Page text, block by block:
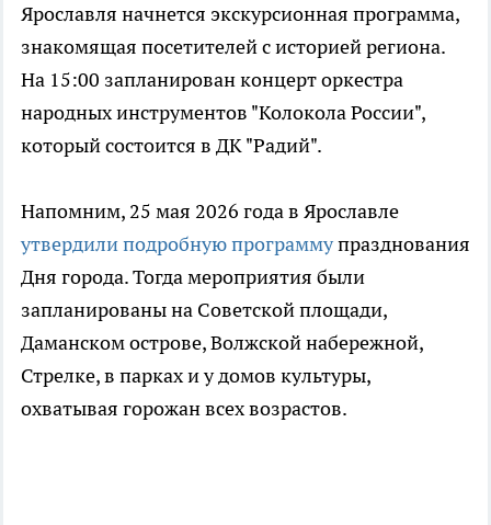
Ярославля начнется экскурсионная программа,
знакомящая посетителей с историей региона.
На 15:00 запланирован концерт оркестра
народных инструментов "Колокола России",
который состоится в ДК "Радий".
Напомним, 25 мая 2026 года в Ярославле
утвердили подробную программупразднования
Дня города. Тогда мероприятия были
запланированы на Советской площади,
Даманском острове, Волжской набережной,
Стрелке, в парках и у домов культуры,
охватывая горожан всех возрастов.